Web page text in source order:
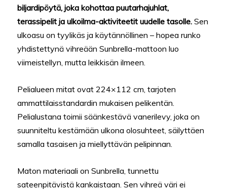
biljardipöytä, joka kohottaa puutarhajuhlat,
terassipelit ja ulkoilma-aktiviteetit uudelle tasolle. Sen
ulkoasu on tyylikäs ja käytännöllinen – hopea runko
yhdistettynä vihreään Sunbrella-mattoon luo
viimeistellyn, mutta leikkisän ilmeen.
Pelialueen mitat ovat 224×112 cm, tarjoten
ammattilaisstandardin mukaisen pelikentän.
Pelialustana toimii säänkestävä vanerilevy, joka on
suunniteltu kestämään ulkona olosuhteet, säilyttäen
samalla tasaisen ja miellyttävän pelipinnan.
Maton materiaali on Sunbrella, tunnettu
sateenpitävistä kankaistaan. Sen vihreä väri ei